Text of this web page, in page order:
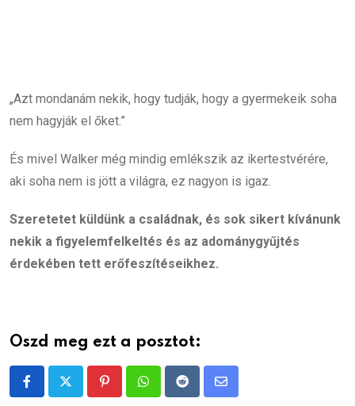
„Azt mondanám nekik, hogy tudják, hogy a gyermekeik soha
nem hagyják el őket.”
És mivel Walker még mindig emlékszik az ikertestvérére,
aki soha nem is jött a világra, ez nagyon is igaz.
Szeretetet küldünk a családnak, és sok sikert kívánunk
nekik a figyelemfelkeltés és az adománygyűjtés
érdekében tett erőfeszítéseikhez.
Oszd meg ezt a posztot:
PinterestWhatsappRedditShare